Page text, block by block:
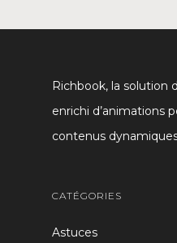
Richbook, la solution
enrichi d’animations
contenus
CATÉGORIES
Astuces